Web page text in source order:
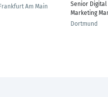
Frankfurt Am Main
Senior Digital
Marketing
Dortmund